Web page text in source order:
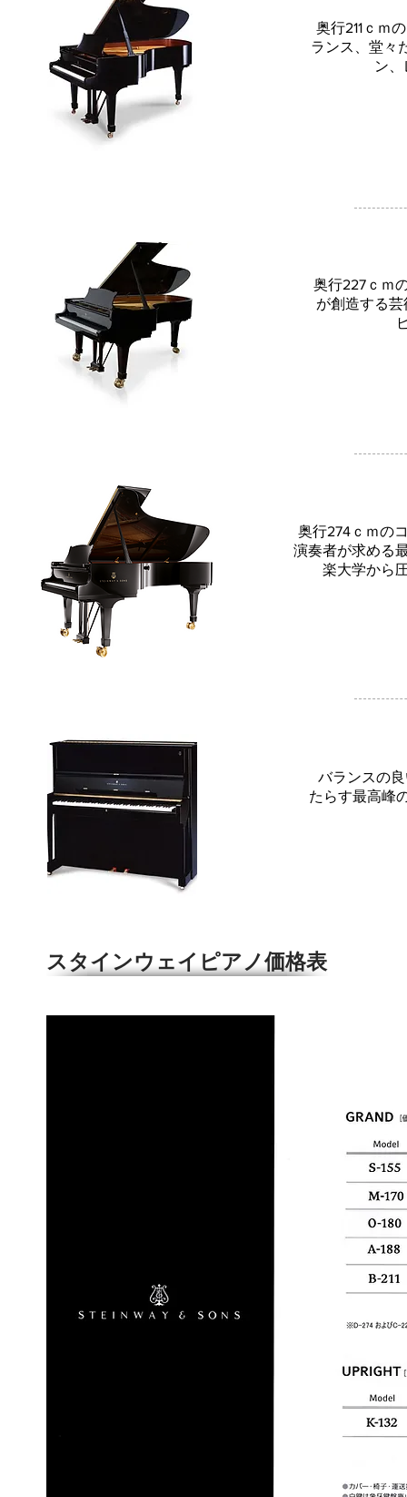
奥行211ｃｍ
ランス、堂々
ン
奥行227ｃｍ
が創造する
奥行274ｃｍの
演奏者が求める
楽大学から
バランスの
たらす最高峰
スタインウェイピアノ価格表